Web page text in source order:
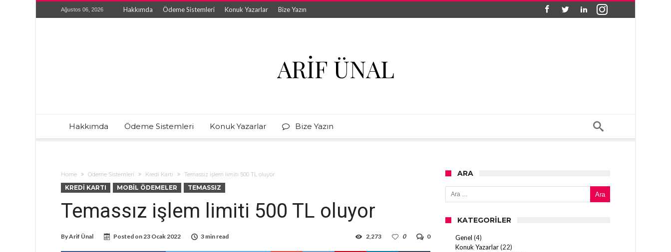
Ağustos 06, 2026 Hakkımda Ödeme Sistemleri Konuk Yazarlar Bize Yazın
ARIF ÜNAL
Hakkımda Ödeme Sistemleri Konuk Yazarlar Bize Yazın
Home Ödeme Sistemleri Kredi Kartı Temassız işlem limiti 500 TL oluyor
KREDI KARTI MOBIL ÖDEMELER TEMASSIZ
Temassız işlem limiti 500 TL oluyor
ByArif Ünal Posted on23 Ocak 2022 3 min read 0
0
2,273
ARA
Arama:
KATEGORILER
Genel (4)
Konuk Yazarlar(22)